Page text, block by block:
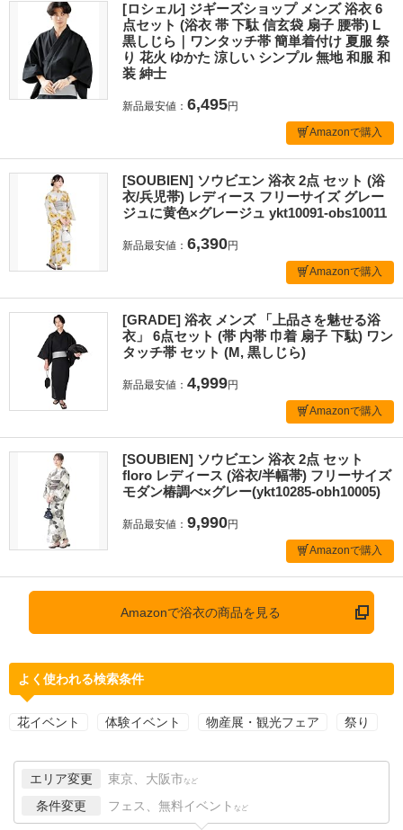
[ロシェル] ジギーズショップ メンズ 浴衣 6
点セット (浴衣 帯 下駄 信玄袋 扇子 腰帯) L
黒しじら｜ワンタッチ帯 簡単着付け 夏服 祭
り 花火 ゆかた 涼しい シンプル 無地 和服 和
装 紳士
新品最安値： 6,495円
Amazonで購入
[SOUBIEN] ソウビエン 浴衣 2点 セット (浴
衣/兵児帯) レディース フリーサイズ グレー
ジュに黄色×グレージュ ykt10091-obs10011
新品最安値： 6,390円
Amazonで購入
[GRADE] 浴衣 メンズ 「上品さを魅せる浴
衣」 6点セット (帯 内帯 巾着 扇子 下駄) ワン
タッチ帯 セット (M, 黒しじら)
新品最安値： 4,999円
Amazonで購入
[SOUBIEN] ソウビエン 浴衣 2点 セット
floro レディース (浴衣/半幅帯) フリーサイズ
モダン椿調べ×グレー(ykt10285-obh10005)
新品最安値： 9,990円
Amazonで購入
Amazonで浴衣の商品を見る
よく使われる検索条件
花イベント 体験イベント 物産展・観光フェア 祭り
エリア変更 東京、大阪市 など
条件変更 フェス、無料イベント など